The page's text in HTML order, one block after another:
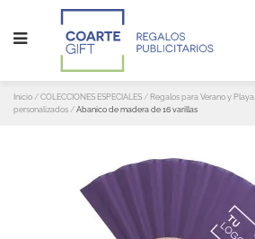
Inicio COLECCIONES ESPECIALES Regalos para Verano y Playa
personalizados
Abanico de madera de 16 varillas